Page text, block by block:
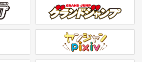
グランドジャンプ
ヤンジャンpixiv